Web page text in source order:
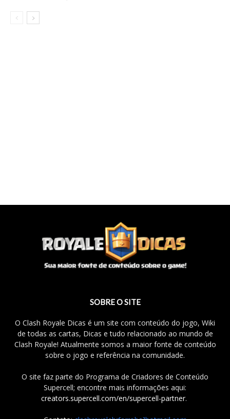
SOBRE O SITE
O Clash Royale Dicas é um site com conteúdo do jogo, Wiki
de todas as cartas, Dicas e tudo relacionado ao mundo de
Clash Royale! Atualmente somos a maior fonte de conteúdo
sobre o jogo e referência na comunidade.
O site faz parte do Programa de Criadores de Conteúdo
Supercell; encontre mais informações aqui:
creators.supercell.com/en/supercell-partner.